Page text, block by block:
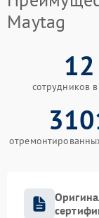
Maytag
12
сотрудников